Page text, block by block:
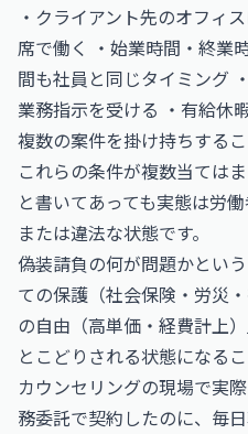
・クライアント先のオフィ
席で働く ・始業時間・終業
間も社員と同じタイミング
業務指示を受ける ・有給休
複数の案件を掛け持ちする
これらの条件が複数当ては
と書いてあっても実態は労
または違法な状態です。
偽装請負の何が問題かとい
ての保護（社会保険・労災
の自由（高単価・経費計上
とこどりされる状態になるこ
カウンセリングの現場で実
務委託で契約したのに、毎